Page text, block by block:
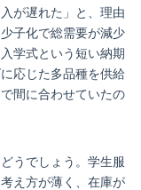
が遅れた」と、理由
子化で総需要が減少
学式という短い納期
応じた多品種を供給
間に合わせていたの
うでしょう。学生服
え方が薄く、在庫が